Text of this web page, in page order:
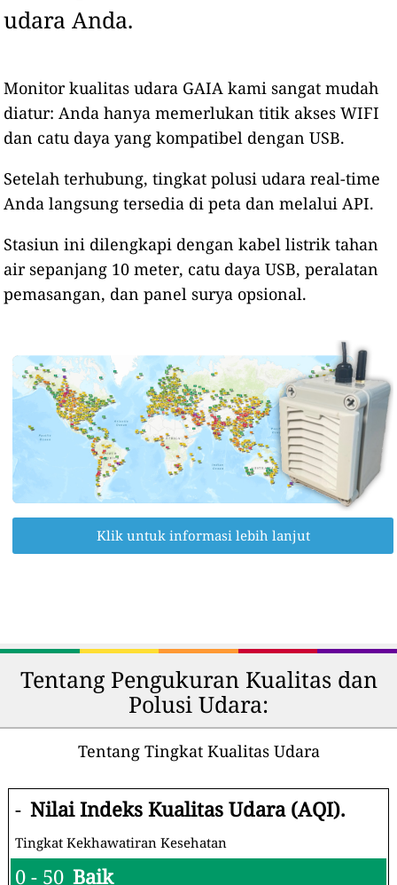
udara Anda.
Monitor kualitas udara GAIA kami sangat mudah
diatur: Anda hanya memerlukan titik akses WIFI
dan catu daya yang kompatibel dengan USB.
Setelah terhubung, tingkat polusi udara real-time
Anda langsung tersedia di peta dan melalui API.
Stasiun ini dilengkapi dengan kabel listrik tahan
air sepanjang 10 meter, catu daya USB, peralatan
pemasangan, dan panel surya opsional.
Klik untuk informasi lebih lanjut
Tentang Pengukuran Kualitas dan
Polusi Udara:
Tentang Tingkat Kualitas Udara
- Nilai Indeks Kualitas Udara (AQI).
Tingkat Kekhawatiran Kesehatan
0 - 50 Baik